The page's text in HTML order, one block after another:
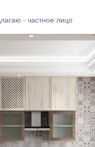
- частное лицо